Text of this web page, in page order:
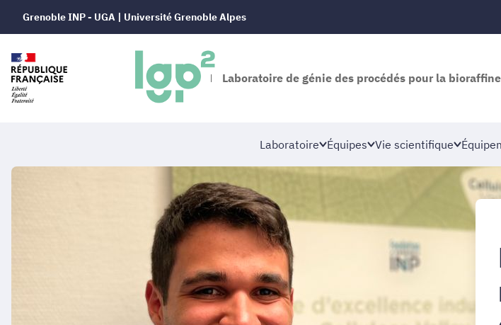
Grenoble INP - UGA | Université Grenoble Alpes
Laboratoire de génie des procédés pour la
Laboratoire Équipes Vie scientifique